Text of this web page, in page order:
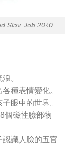
Slav. Job 2040
。
種表情變化。
眼中的世界。
個磁性臉部物
識人臉的五官